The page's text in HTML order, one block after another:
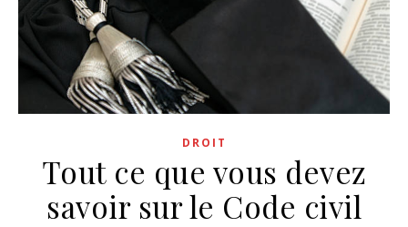
DROIT
Tout ce que vous devez
savoir sur le Code civil